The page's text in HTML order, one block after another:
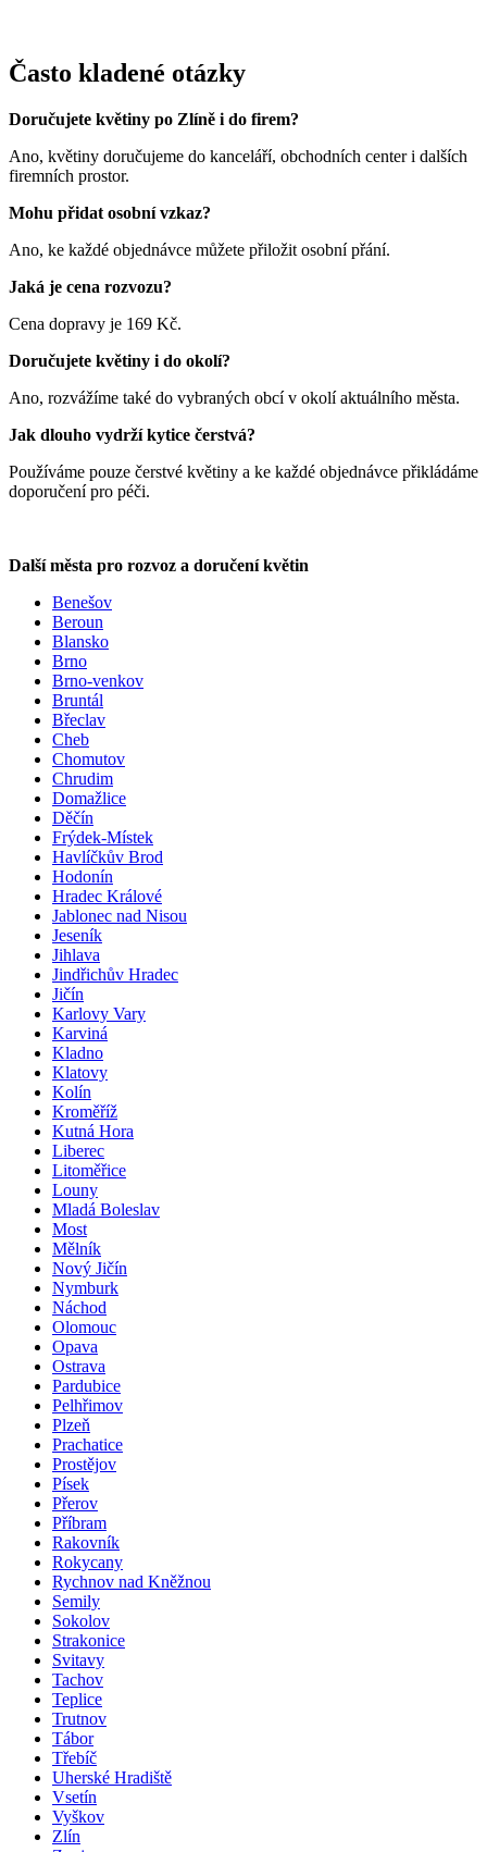
Často kladené otázky
Doručujete květiny po Zlíně i do firem?
Ano, květiny doručujeme do kanceláří, obchodních center i dalších
firemních prostor.
Mohu přidat osobní vzkaz?
Ano, ke každé objednávce můžete přiložit osobní přání.
Jaká je cena rozvozu?
Cena dopravy je 169 Kč.
Doručujete květiny i do okolí?
Ano, rozvážíme také do vybraných obcí v okolí aktuálního města.
Jak dlouho vydrží kytice čerstvá?
Používáme pouze čerstvé květiny a ke každé objednávce přikládáme
doporučení pro péči.
Další města pro rozvoz a doručení květin
Benešov
Beroun
Blansko
Brno
Brno-venkov
Bruntál
Břeclav
Cheb
Chomutov
Chrudim
Domažlice
Děčín
Frýdek-Místek
Havlíčkův Brod
Hodonín
Hradec Králové
Jablonec nad Nisou
Jeseník
Jihlava
Jindřichův Hradec
Jičín
Karlovy Vary
Karviná
Kladno
Klatovy
Kolín
Kroměříž
Kutná Hora
Liberec
Litoměřice
Louny
Mladá Boleslav
Most
Mělník
Nový Jičín
Nymburk
Náchod
Olomouc
Opava
Ostrava
Pardubice
Pelhřimov
Plzeň
Prachatice
Prostějov
Písek
Přerov
Příbram
Rakovník
Rokycany
Rychnov nad Kněžnou
Semily
Sokolov
Strakonice
Svitavy
Tachov
Teplice
Trutnov
Tábor
Třebíč
Uherské Hradiště
Vsetín
Vyškov
Zlín